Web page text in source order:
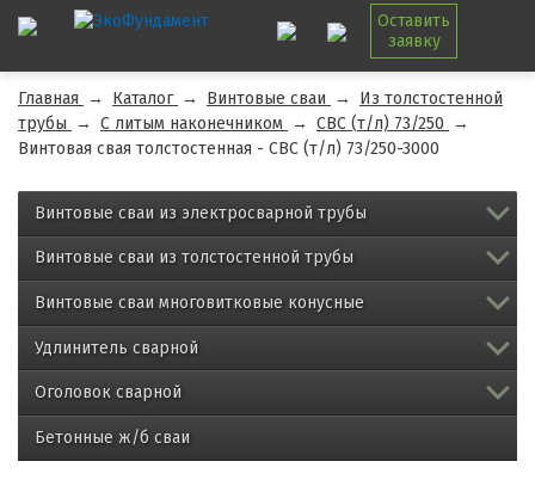
Оставить
заявку
Главная → Каталог → Винтовые сваи →
Из толстостенной
трубы → С литым наконечником → СВС (т/л) 73/250 →
Винтовая свая толстостенная - СВС (т/л) 73/250-3000
Винтовые сваи из электросварной трубы
Винтовые сваи из толстостенной трубы
Винтовые сваи многовитковые конусные
Удлинитель сварной
Оголовок сварной
Бетонные ж/б сваи